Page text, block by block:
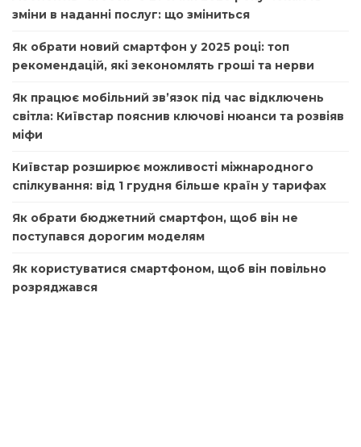
зміни в наданні послуг: що зміниться
Як обрати новий смартфон у 2025 році: топ
рекомендацій, які зекономлять гроші та нерви
Як працює мобільний зв’язок під час відключень
світла: Київстар пояснив ключові нюанси та розвіяв
міфи
Київстар розширює можливості міжнародного
спілкування: від 1 грудня більше країн у тарифах
Як обрати бюджетний смартфон, щоб він не
поступався дорогим моделям
Як користуватися смартфоном, щоб він повільно
розряджався